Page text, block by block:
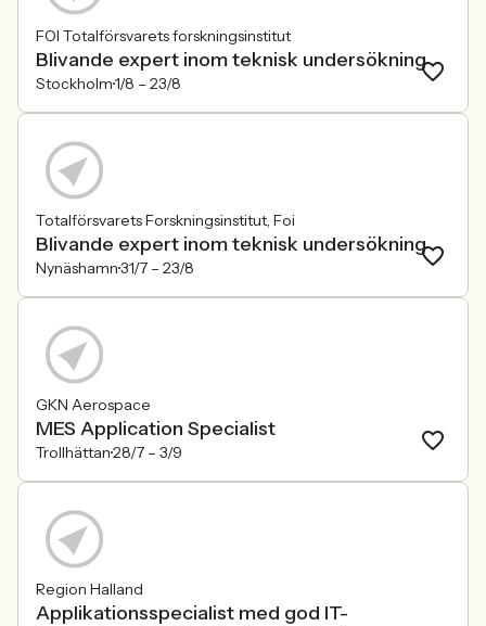
FOI Totalförsvarets forskningsinstitut
Blivande expert inom teknisk undersökning
Stockholm1/8 – 23/8
Totalförsvarets Forskningsinstitut, Foi
Blivande expert inom teknisk undersökning
Nynäshamn31/7 – 23/8
GKN Aerospace
MES Application Specialist
Trollhättan28/7 – 3/9
Region Halland
Applikationsspecialist med god IT-